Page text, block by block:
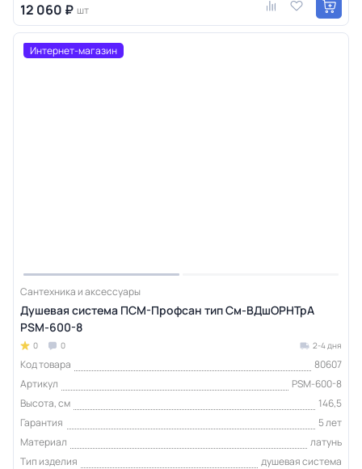
12 060 ₽ шт
Интернет-магазин
Сантехника и аксессуары
Душевая система ПСМ-Профсан тип См-ВДшОРНТрА
PSM-600-8
0 0 2-4 дня
Код товара
80607
Артикул
PSM-600-8
Высота, см
146,5
Гарантия
5 лет
Материал
латунь
Тип изделия
душевая система